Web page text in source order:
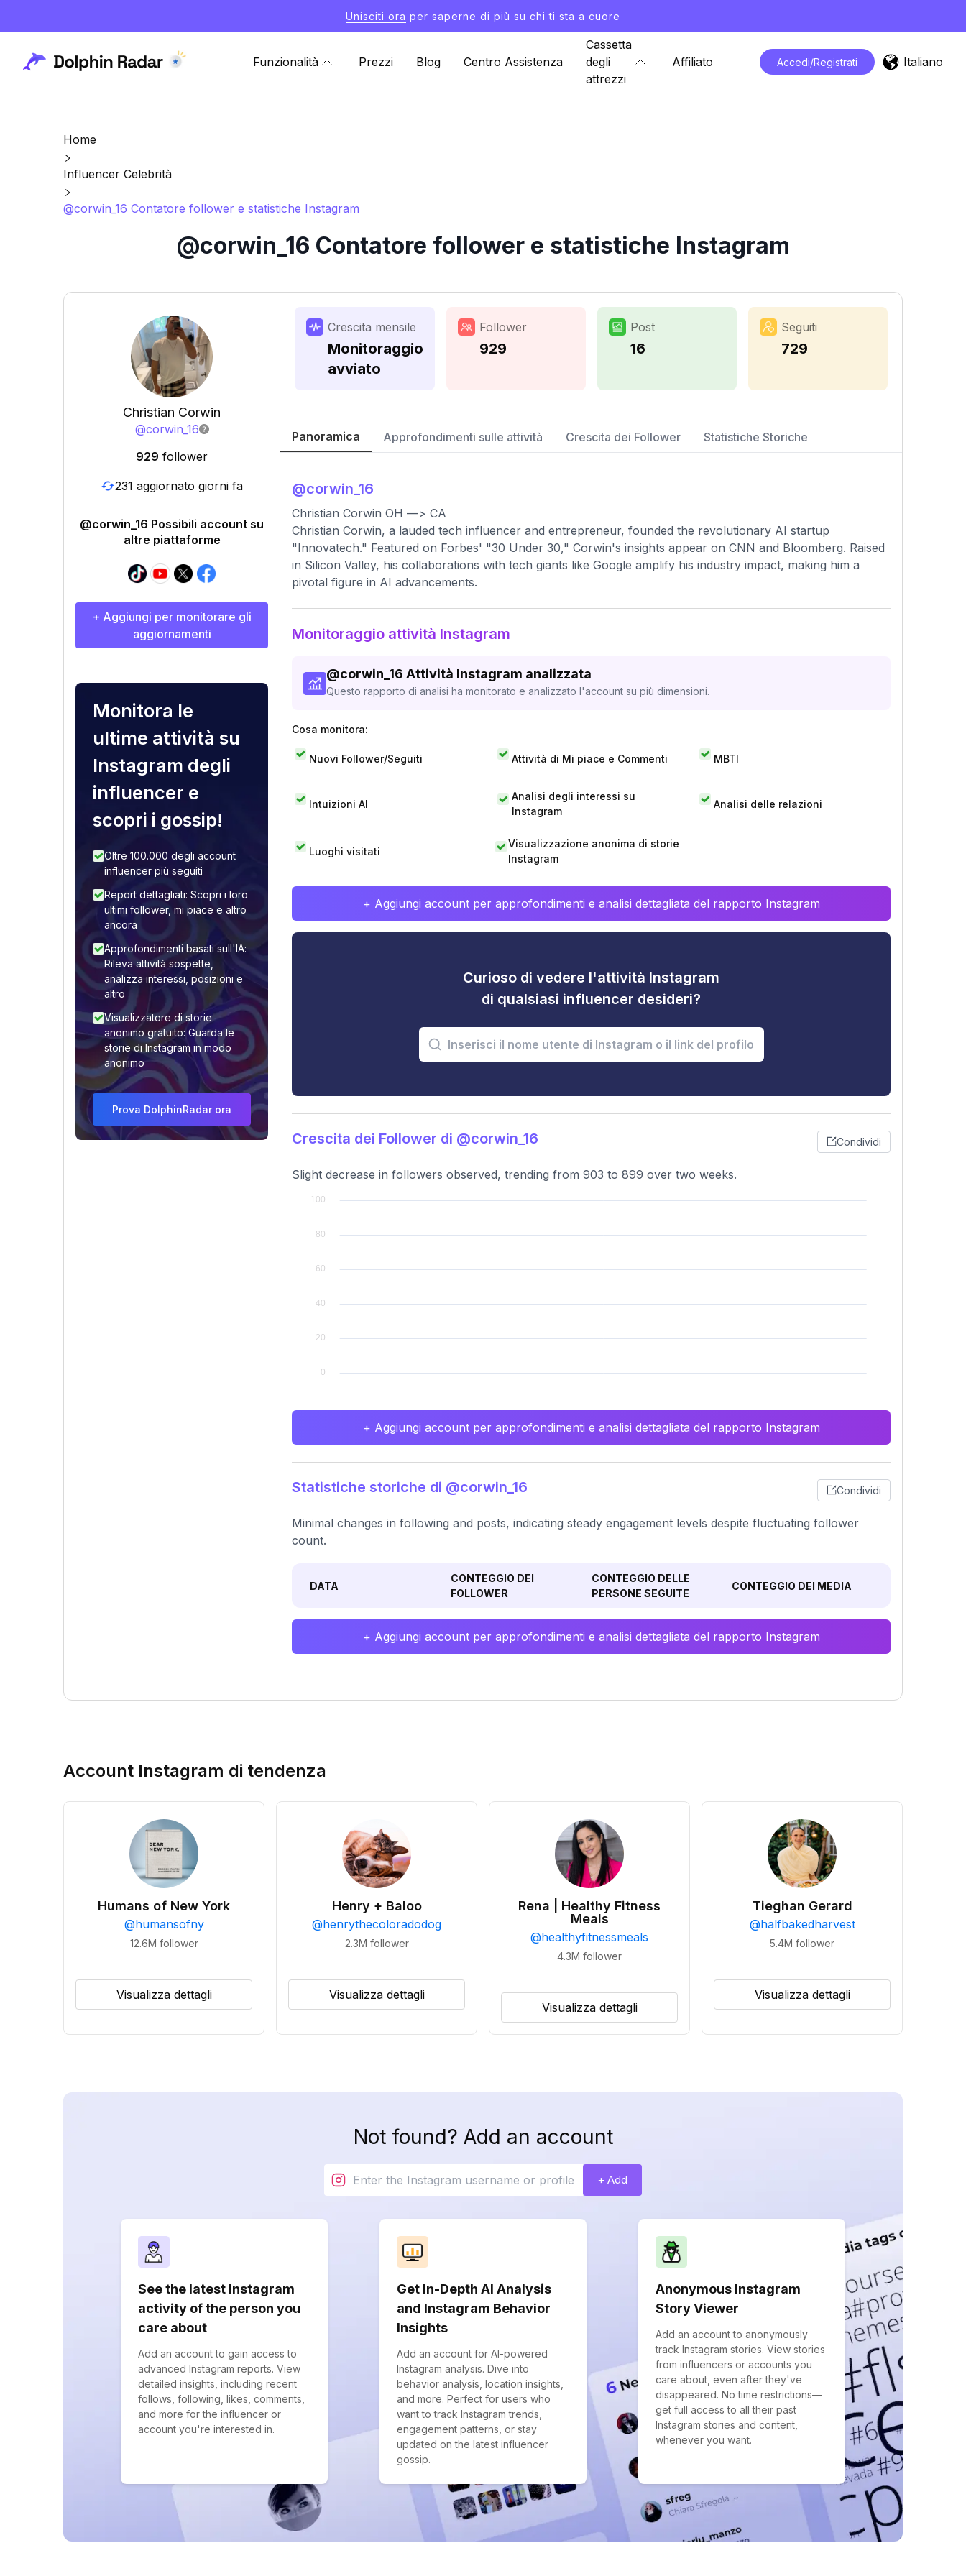
Unisciti ora per saperne di più su chi ti sta a cuore
Funzionalità Prezzi Blog Centro Assistenza
Cassetta
degli
attrezzi
Affiliato Accedi/Registrati Italiano
Home
Influencer Celebrità
@corwin_16 Contatore follower e statistiche Instagram
@corwin_16 Contatore follower e statistiche Instagram
Christian Corwin
@corwin_16
929 follower
231 aggiornato giorni fa
@corwin_16 Possibili account su
altre piattaforme
+ Aggiungi per monitorare gli
aggiornamenti
Monitora le
ultime attività su
Instagram degli
influencer e
scopri i gossip!
Oltre 100.000 degli account
influencer più seguiti
Report dettagliati: Scopri i loro
ultimi follower, mi piace e altro
ancora
Approfondimenti basati sull'IA:
Rileva attività sospette,
analizza interessi, posizioni e
altro
Visualizzatore di storie
anonimo gratuito: Guarda le
storie di Instagram in modo
anonimo
Prova DolphinRadar ora
Crescita mensile
Monitoraggio
avviato
Follower
929
Post
16
Seguiti
729
Panoramica Approfondimenti sulle attività Crescita dei Follower Statistiche Storiche
@corwin_16
Christian Corwin OH —> CA
Christian Corwin, a lauded tech influencer and entrepreneur, founded the revolutionary AI startup
"Innovatech." Featured on Forbes' "30 Under 30," Corwin's insights appear on CNN and Bloomberg. Raised
in Silicon Valley, his collaborations with tech giants like Google amplify his industry impact, making him a
pivotal figure in AI advancements.
Monitoraggio attività Instagram
@corwin_16 Attività Instagram analizzata
Questo rapporto di analisi ha monitorato e analizzato l'account su più dimensioni.
Cosa monitora:
Nuovi Follower/Seguiti Attività di Mi piace e Commenti MBTI
Intuizioni AI
Analisi degli interessi su
Instagram
Analisi delle relazioni
Luoghi visitati
Visualizzazione anonima di storie
Instagram
+ Aggiungi account per approfondimenti e analisi dettagliata del rapporto Instagram
Curioso di vedere l'attività Instagram
di qualsiasi influencer desideri?
Crescita dei Follower di @corwin_16 Condividi
Slight decrease in followers observed, trending from 903 to 899 over two weeks.
+ Aggiungi account per approfondimenti e analisi dettagliata del rapporto Instagram
Statistiche storiche di @corwin_16 Condividi
Minimal changes in following and posts, indicating steady engagement levels despite fluctuating follower
count.
DATA
CONTEGGIO DEI
FOLLOWER
CONTEGGIO DELLE
PERSONE SEGUITE
CONTEGGIO DEI MEDIA
+ Aggiungi account per approfondimenti e analisi dettagliata del rapporto Instagram
Account Instagram di tendenza
Humans of New York
@humansofny
12.6M follower
Visualizza dettagli
Henry + Baloo
@henrythecoloradodog
2.3M follower
Visualizza dettagli
Rena | Healthy Fitness
Meals
@healthyfitnessmeals
4.3M follower
Visualizza dettagli
Tieghan Gerard
@halfbakedharvest
5.4M follower
Visualizza dettagli
Not found? Add an account
+ Add
See the latest Instagram
activity of the person you
care about
Add an account to gain access to
advanced Instagram reports. View
detailed insights, including recent
follows, following, likes, comments,
and more for the influencer or
account you're interested in.
Get In-Depth AI Analysis
and Instagram Behavior
Insights
Add an account for AI-powered
Instagram analysis. Dive into
behavior analysis, location insights,
and more. Perfect for users who
want to track Instagram trends,
engagement patterns, or stay
updated on the latest influencer
gossip.
Anonymous Instagram
Story Viewer
Add an account to anonymously
track Instagram stories. View stories
from influencers or accounts you
care about, even after they've
disappeared. No time restrictions—
get full access to all their past
Instagram stories and content,
whenever you want.